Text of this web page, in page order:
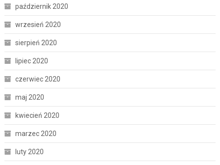
październik 2020
wrzesień 2020
sierpień 2020
lipiec 2020
czerwiec 2020
maj 2020
kwiecień 2020
marzec 2020
luty 2020